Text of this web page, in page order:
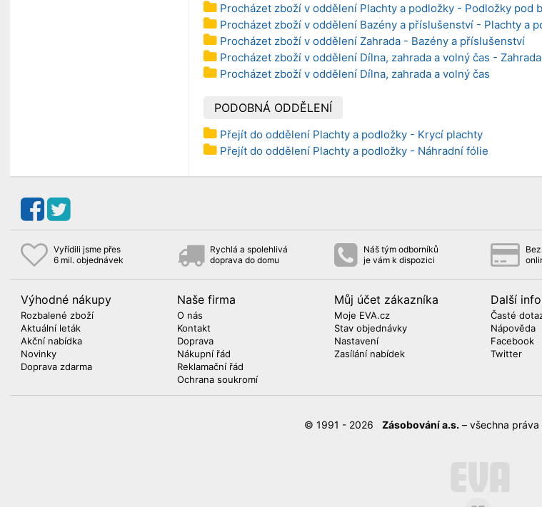
Procházet zboží v oddělení Plachty a podložky - Podložky pod
Procházet zboží v oddělení Bazény a příslušenství - Plachty a
Procházet zboží v oddělení Zahrada - Bazény a příslušenství
Procházet zboží v oddělení Dílna, zahrada a volný čas - Zahrada
Procházet zboží v oddělení Dílna, zahrada a volný čas
PODOBNÁ ODDĚLENÍ
Přejít do oddělení Plachty a podložky - Krycí plachty
Přejít do oddělení Plachty a podložky - Náhradní fólie
Vyřídili jsme přes
6 mil. objednávek
Rychlá a spolehlivá
doprava do domu
Náš tým odborníků
je vám k dispozici
Výhodné nákupy
Rozbalené zboží
Aktuální leták
Akční nabídka
Novinky
Doprava zdarma
Naše firma
O nás
Kontakt
Doprava
Nákupní řád
Reklamační řád
Ochrana soukromí
Můj účet zákazníka
Moje EVA.cz
Stav objednávky
Nastavení
Zasílání nabídek
Další
Časté
Nápověda
Facebook
Twitter
© 1991 - 2026 Zásobování a.s. – všechna